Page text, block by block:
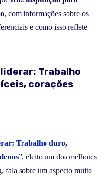
, com informações sobre os
e como isso reflete
Trabalho
corações
Trabalho duro,
”, eleito um dos melhores
fala sobre um aspecto muito